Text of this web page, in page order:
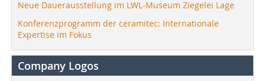
Neue Dauerausstellung im LWL-Museum Ziegelei Lage
Konferenzprogramm der ceramitec: Internationale
Expertise im Fokus
Company Logos